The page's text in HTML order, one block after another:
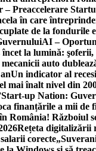
– Preaccelerare
în care
de la fondurile
AI –
încet la lumină:
mecanicii auto
Un indicator al
mai înalt nivel din
Start-up Nation:
finanțările a mii de
România! Războiul
Rețeta digitalizării
corecte